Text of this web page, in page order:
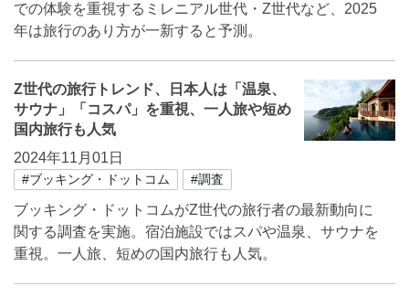
での体験を重視するミレニアル世代・Z世代など、2025
年は旅行のあり方が一新すると予測。
Z世代の旅行トレンド、日本人は「温泉、
サウナ」「コスパ」を重視、一人旅や短め
国内旅行も人気
2024年11月01日
#ブッキング・ドットコム #調査
ブッキング・ドットコムがZ世代の旅行者の最新動向に
関する調査を実施。宿泊施設ではスパや温泉、サウナを
重視。一人旅、短めの国内旅行も人気。